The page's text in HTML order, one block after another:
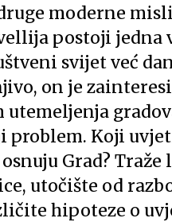
moderne
postoji jedna
svijet već
on je
utemeljenja
problem. Koji
Grad? Traže
utočište od
hipoteze o